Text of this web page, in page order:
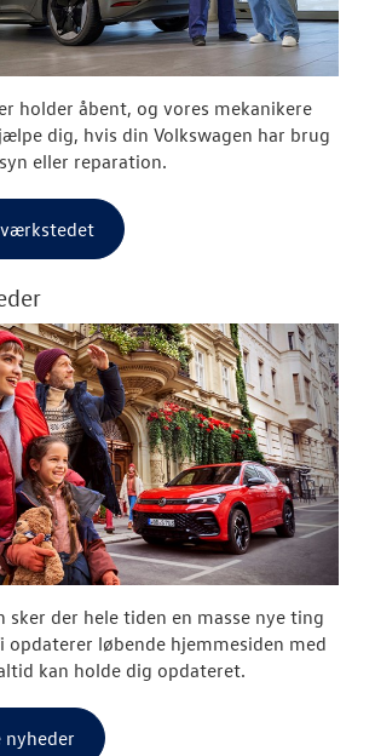
OM OS
RESERVEDELE
JOB OG
holder åbent, og vores mekanikere
dig, hvis din Volkswagen har brug
eller reparation.
sker der hele tiden en masse nye ting
opdaterer løbende hjemmesiden med
kan holde dig opdateret.
nyheder